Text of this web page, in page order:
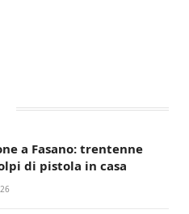
a Fasano: trentenne
di pistola in casa